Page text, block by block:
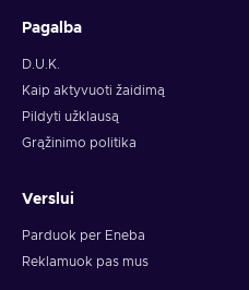
Pagalba
D.U.K.
Kaip aktyvuoti žaidimą
Pildyti užklausą
Grąžinimo politika
Verslui
Parduok per Eneba
Reklamuok pas mus